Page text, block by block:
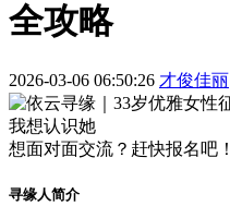
全攻略
2026-03-06 06:50:26 才俊佳丽
我想认识她
想面对面交流？赶快报名吧！
寻缘人简介